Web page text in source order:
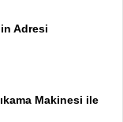
Adresi
Makinesi ile